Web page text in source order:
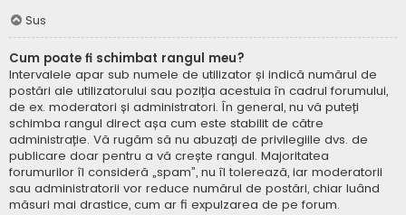
Sus
Cum poate fi schimbat rangul meu?
Intervalele apar sub numele de utilizator și indică numărul de
postări ale utilizatorului sau poziția acestuia în cadrul forumului,
de ex. moderatori și administratori. În general, nu vă puteți
schimba rangul direct așa cum este stabilit de către
administrație. Vă rugăm să nu abuzați de privilegiile dvs. de
publicare doar pentru a vă crește rangul. Majoritatea
forumurilor îl consideră „spam”, nu îl tolerează, iar moderatorii
sau administratorii vor reduce numărul de postări, chiar luând
măsuri mai drastice, cum ar fi expulzarea de pe forum.